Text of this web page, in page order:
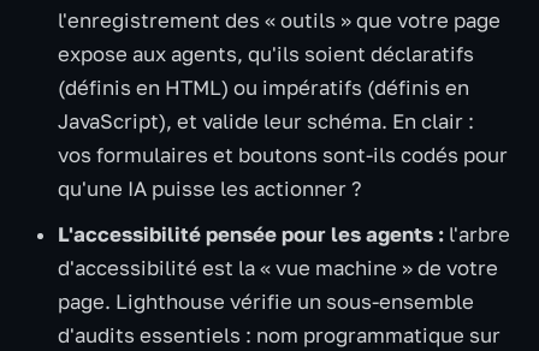
l'enregistrement des « outils » que votre page
expose aux agents, qu'ils soient déclaratifs
(définis en HTML) ou impératifs (définis en
JavaScript), et valide leur schéma. En clair :
vos formulaires et boutons sont-ils codés pour
qu'une IA puisse les actionner ?
L'accessibilité pensée pour les agents : l'arbre
d'accessibilité est la « vue machine » de votre
page. Lighthouse vérifie un sous-ensemble
d'audits essentiels : nom programmatique sur